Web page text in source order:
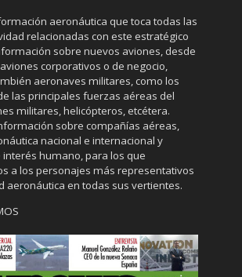
aeronáutica que toca todas las
relacionadas con este estratégico
sobre nuevos aviones, desde
corporativos o de negocio,
aeronaves militares, como los
las principales fuerzas aéreas del
militares, helicópteros, etcétera.
sobre compañías aéreas,
nacional e internacional y
humano, para los que
a los personajes más representativos
aeronáutica en todas sus vertientes.